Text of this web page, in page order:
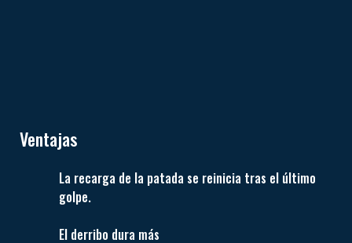
Ventajas
La recarga de la patada se reinicia tras el último
golpe.
El derribo dura más